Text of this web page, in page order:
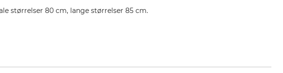
størrelser 80 cm, lange størrelser 85 cm.